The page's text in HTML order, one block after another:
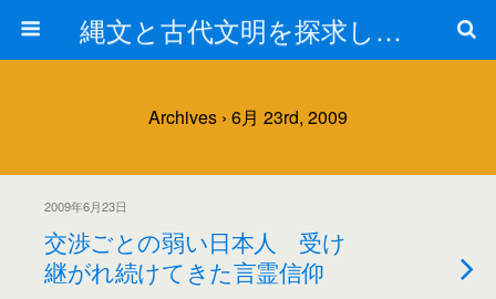
縄文と古代文明を探求しよう！
Archives › 6月 23rd, 2009
2009年6月23日
交渉ごとの弱い日本人 受け
継がれ続けてきた言霊信仰